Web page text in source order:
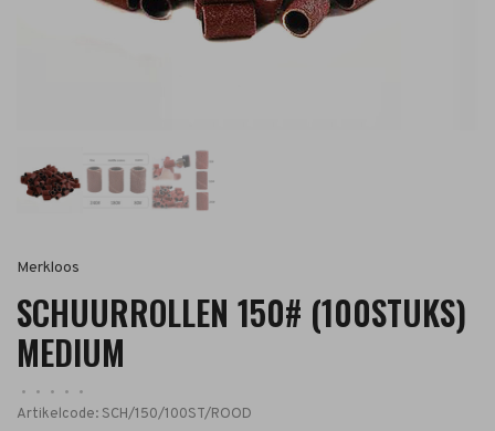
Merkloos
SCHUURROLLEN 150# (100STUKS)
MEDIUM
• • • •
•
Artikelcode: SCH/150/100ST/ROOD